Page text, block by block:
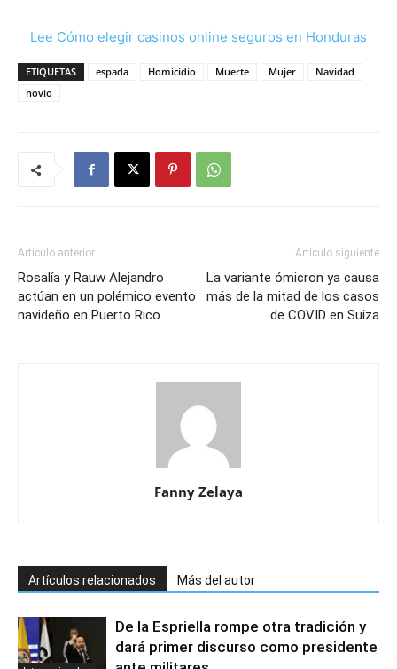
Lee Cómo elegir casinos online seguros en Honduras
ETIQUETAS espada Homicidio Muerte Mujer
Navidad
novio
Artículo anterior
Rosalía y Rauw Alejandro
actúan en un polémico evento
navideño en Puerto Rico
Artículo siguiente
La variante ómicron ya causa
más de la mitad de los casos
de COVID en Suiza
Fanny Zelaya
Artículos relacionados Más del autor
De la Espriella rompe otra tradición y
dará primer discurso como presidente